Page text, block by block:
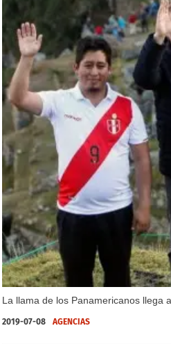
La llama de los Panamericanos llega
2019-07-08 AGENCIAS